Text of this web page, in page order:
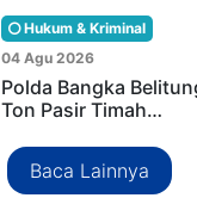
Hukum & Kriminal
04 Agu 2026
Polda Bangka
Ton Pasir Timah…
Baca Lainnya